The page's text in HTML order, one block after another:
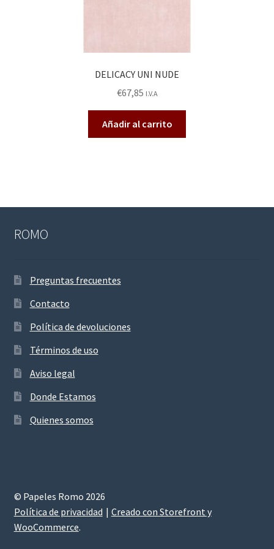
DELICACY UNI NUDE
€67,85 I.V.A
Añadir al carrito
ROMO
Preguntas frecuentes
Contacto
Política de devoluciones
Términos de uso
Aviso legal
Donde Estamos
Quienes somos
© Papeles Romo 2026
Política de privacidad
Creado con Storefront y
WooCommerce.